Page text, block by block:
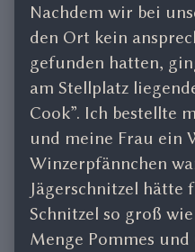
Nachdem wir bei
den Ort kein
gefunden hatten,
am Stellplatz
Cook”. Ich bestellte
und meine Frau ein
Winzerpfännchen
Jägerschnitzel hätte
Schnitzel so groß
Menge Pommes und